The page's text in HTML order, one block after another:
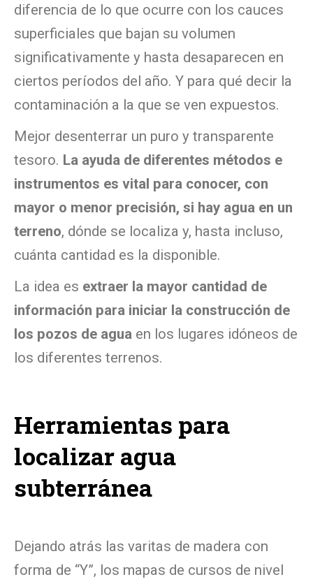
diferencia de lo que ocurre con los cauces
superficiales que bajan su volumen
significativamente y hasta desaparecen en
ciertos períodos del año. Y para qué decir la
contaminación a la que se ven expuestos.
Mejor desenterrar un puro y transparente
tesoro. La ayuda de diferentes métodos e
instrumentos es vital para conocer, con
mayor o menor precisión, si hay agua en un
terreno, dónde se localiza y, hasta incluso,
cuánta cantidad es la disponible.
La idea es extraer la mayor cantidad de
información para iniciar la construcción de
los pozos de agua en los lugares idóneos de
los diferentes terrenos.
Herramientas para
localizar agua
subterránea
Dejando atrás las varitas de madera con
forma de “Y”, los mapas de cursos de nivel